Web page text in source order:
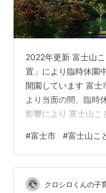
2022年更新 富士山
置」により臨時休園
開園しています 富
より当面の間、臨時
影響により 富士山こ
の国は「まん延防止
県に「まん延防止等
け、富士山こどもの
（日）まで休園いた
#富士市 #富士山こ
クロシロくんの子